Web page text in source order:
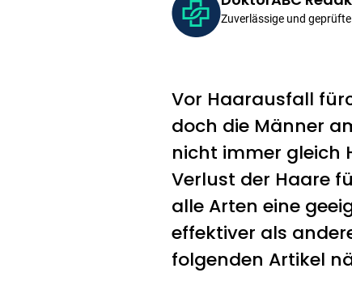
Zuverlässige und
Vor Haarausfall
doch die Männer
nicht immer gleich
Verlust der Haare
alle Arten eine
effektiver als
folgenden Artikel